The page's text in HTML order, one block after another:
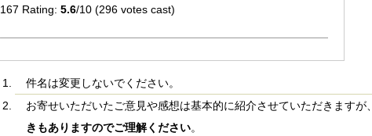
167 Rating: 5.6/10 (296 votes cast)
件名は変更しないでください。
お寄せいただいたご意見や感想は基本的に紹介させていただきますが、
きもありますのでご理解ください。